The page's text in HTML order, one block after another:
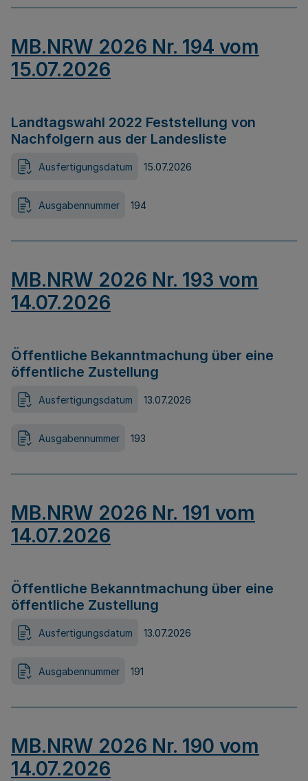
MB.NRW 2026 Nr. 194 vom
15.07.2026
Landtagswahl 2022 Feststellung von
Nachfolgern aus der Landesliste
Ausfertigungsdatum 15.07.2026
Ausgabennummer 194
MB.NRW 2026 Nr. 193 vom
14.07.2026
Öffentliche Bekanntmachung über eine
öffentliche Zustellung
Ausfertigungsdatum 13.07.2026
Ausgabennummer 193
MB.NRW 2026 Nr. 191 vom
14.07.2026
Öffentliche Bekanntmachung über eine
öffentliche Zustellung
Ausfertigungsdatum 13.07.2026
Ausgabennummer 191
MB.NRW 2026 Nr. 190 vom
14.07.2026